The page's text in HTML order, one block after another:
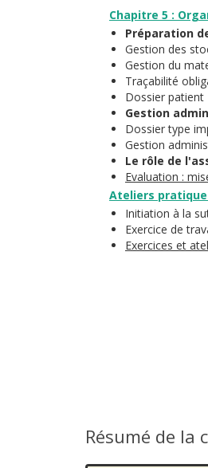
Chapitre 5 :
Préparation
Gestion des
Gestion du
Traçabilité
Dossier patient
Gestion
Dossier type
Gestion
Le rôle de
Evaluation :
Ateliers
Initiation à la
Exercice de
Exercices et
Résumé de la